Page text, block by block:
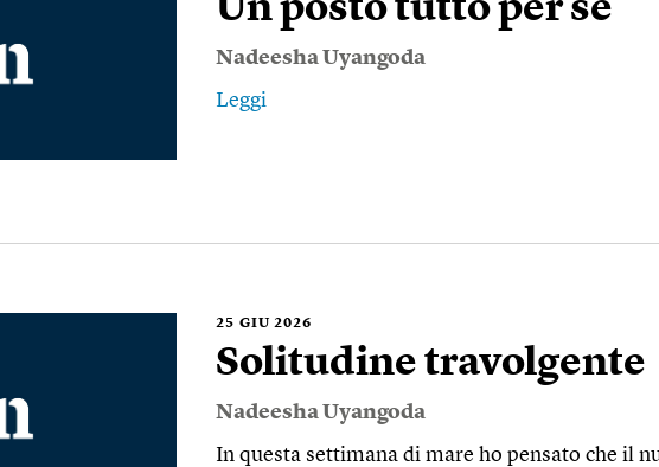
Un posto tutto per sé
Nadeesha Uyangoda
Leggi
25 GIU 2026
Solitudine travolgente
Nadeesha Uyangoda
In questa settimana di mare ho pensato che il